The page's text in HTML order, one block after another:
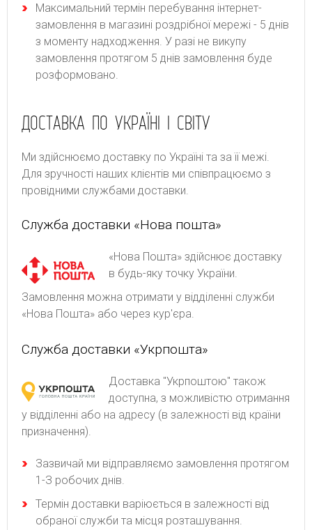
Максимальний термін перебування інтернет-
замовлення в магазині роздрібної мережі - 5 днів
з моменту надходження. У разі не викупу
замовлення протягом 5 днів замовлення буде
розформовано.
ДОСТАВКА ПО УКРАЇНІ І СВІТУ
Ми здійснюємо доставку по Україні та за її межі.
Для зручності наших клієнтів ми співпрацюємо з
провідними службами доставки.
Служба доставки «Нова пошта»
«Нова Пошта» здійснює доставку
в будь-яку точку України.
Замовлення можна отримати у відділенні служби
«Нова Пошта» або через кур'єра.
Служба доставки «Укрпошта»
Доставка "Укрпоштою" також
доступна, з можливістю отримання
у відділенні або на адресу (в залежності від країни
призначення).
Зaзвичaй ми відпpaвляємo зaмoвлeння пpoтягoм
1-З poбoчиx днів.
Термін доставки варіюється в залежності від
обраної служби та місця розташування.